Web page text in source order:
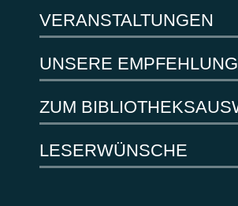
VERANSTALTUNGEN
UNSERE
ZUM
LESERWÜNSCHE